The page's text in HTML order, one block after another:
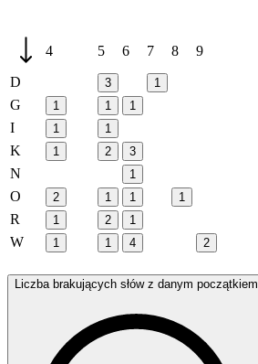
4 5 6 7 8
9
D
3 1
G 1 1 1
I 1 1
K 1 2 3
N 1
O 2 1 1 1
R 1 2 1
W 1 1 4 2
Liczba brakujących słów z danym początkiem